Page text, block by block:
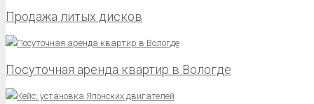
Продажа литых дисков
Посуточная аренда квартир в Вологде